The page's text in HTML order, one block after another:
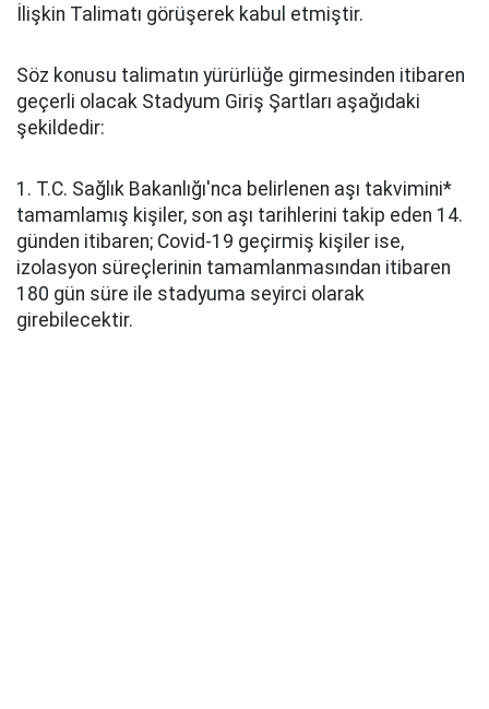
İlişkin Talimatı görüşerek kabul etmiştir.
Söz konusu talimatın yürürlüğe girmesinden itibaren
geçerli olacak Stadyum Giriş Şartları aşağıdaki
şekildedir:
1. T.C. Sağlık Bakanlığı'nca belirlenen aşı takvimini*
tamamlamış kişiler, son aşı tarihlerini takip eden 14.
günden itibaren; Covid-19 geçirmiş kişiler ise,
izolasyon süreçlerinin tamamlanmasından itibaren
180 gün süre ile stadyuma seyirci olarak
girebilecektir.